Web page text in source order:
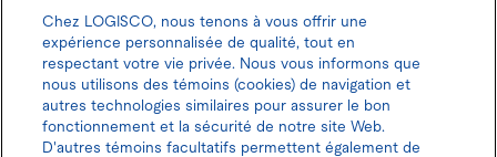
Donnez votre avis pour gagner 100$
Chez LOGISCO, nous tenons à vous offrir une
expérience personnalisée de qualité, tout en
respectant votre vie privée. Nous vous informons que
nous utilisons des témoins (cookies) de navigation et
autres technologies similaires pour assurer le bon
fonctionnement et la sécurité de notre site Web.
D'autres témoins facultatifs permettent également de